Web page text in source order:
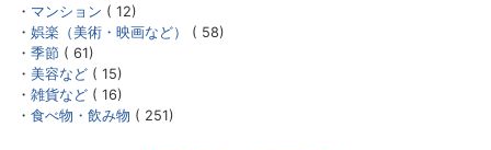
マンション ( 12)
娯楽（美術・映画など）
( 58)
季節 ( 61)
美容など ( 15)
雑貨など ( 16)
食べ物・飲み物 ( 251)